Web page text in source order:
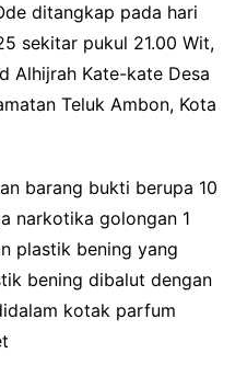
ditangkap pada hari
sekitar pukul 21.00 Wit,
Alhijrah Kate-kate Desa
Teluk Ambon, Kota
barang bukti berupa 10
narkotika golongan 1
plastik bening yang
bening dibalut dengan
kotak parfum